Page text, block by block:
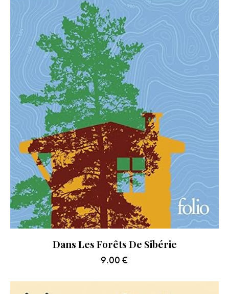
Dans Les Forêts De Sibérie
9.00 €